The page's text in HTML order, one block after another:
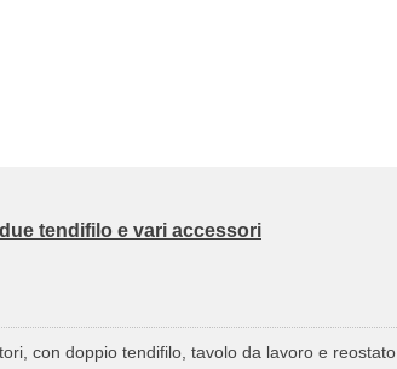
tendifilo e vari accessori
con doppio tendifilo, tavolo da lavoro e